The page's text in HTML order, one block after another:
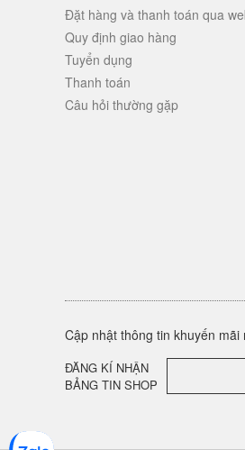
Đặt hàng và thanh toán qua
Quy định giao hàng
Tuyển dụng
Thanh toán
Câu hỏi thường gặp
Cập nhật thông tin khuyến
ĐĂNG KÍ NHẬN
BẢNG TIN SHOP